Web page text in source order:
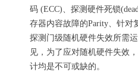
码 (ECC)、探测硬件死锁
存器内容故障的Parity、针对
探测门级随机硬件失效所需
见，为了应对随机硬件失效
计均是不可或缺的。